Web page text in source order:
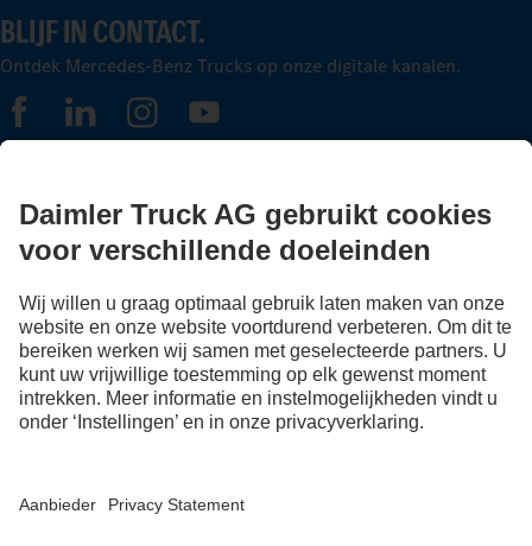
BLIJF IN CONTACT.
Ontdek Mercedes-Benz Trucks op onze digitale kanalen.
FOLLOW THE ROADSTARS.
Deel nu ervaringen met andere truckers.